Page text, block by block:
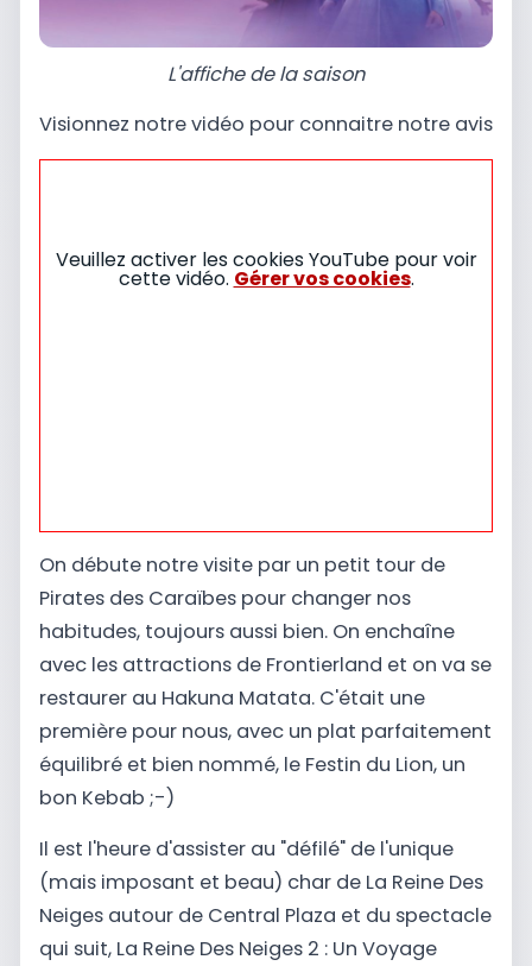
L'affiche de la saison
Visionnez notre vidéo pour connaitre notre avis
Veuillez activer les cookies YouTube pour voir
cette vidéo. Gérer vos cookies.
On débute notre visite par un petit tour de
Pirates des Caraïbes pour changer nos
habitudes, toujours aussi bien. On enchaîne
avec les attractions de Frontierland et on va se
restaurer au Hakuna Matata. C'était une
première pour nous, avec un plat parfaitement
équilibré et bien nommé, le Festin du Lion, un
bon Kebab ;-)
Il est l'heure d'assister au "défilé" de l'unique
(mais imposant et beau) char de La Reine Des
Neiges autour de Central Plaza et du spectacle
qui suit, La Reine Des Neiges 2 : Un Voyage